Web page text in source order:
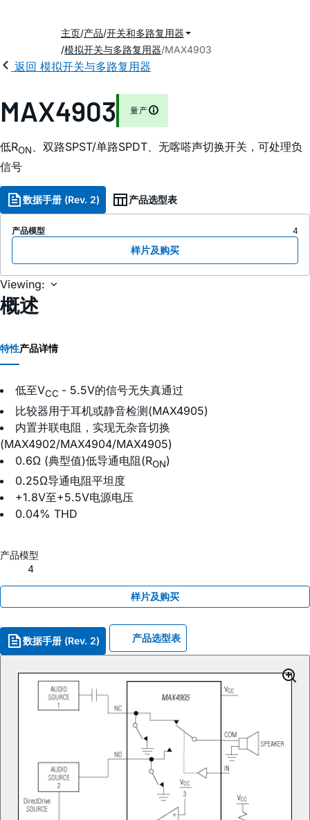
主页 产品 开关和多路复用器
模拟开关与多路复用器 MAX4903
返回 模拟开关与多路复用器
MAX4903 量产
低RON、双路SPST/单路SPDT、无喀嗒声切换开关，可处理负
信号
数据手册 (Rev. 2) 产品选型表
产品模型 4
样片及购买
Viewing:
概述
特性产品详情
低至VCC - 5.5V的信号无失真通过
比较器用于耳机或静音检测(MAX4905)
内置并联电阻，实现无杂音切换
(MAX4902/MAX4904/MAX4905)
0.6Ω (典型值)低导通电阻(RON)
0.25Ω导通电阻平坦度
+1.8V至+5.5V电源电压
0.04% THD
产品模型
4
样片及购买
数据手册 (Rev. 2) 产品选型表